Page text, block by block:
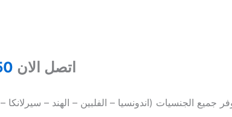
اتصل الان
جميع الجنسيات (اندونسيا – الفلبين – الهند – سيرلانكا